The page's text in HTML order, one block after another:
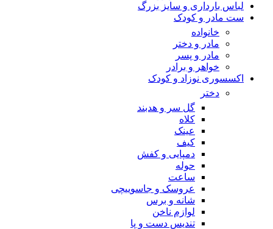
لباس بارداری و سایز بزرگ
ست مادر و کودک
خانواده
مادر و دختر
مادر و پسر
خواهر و برادر
اکسسوری نوزاد و کودک
دختر
گل سر و هدبند
کلاه
عینک
کیف
دمپایی و کفش
حوله
ساعت
عروسک و جاسوییچی
شانه و برس
لوازم ناخن
تندیس دست و پا